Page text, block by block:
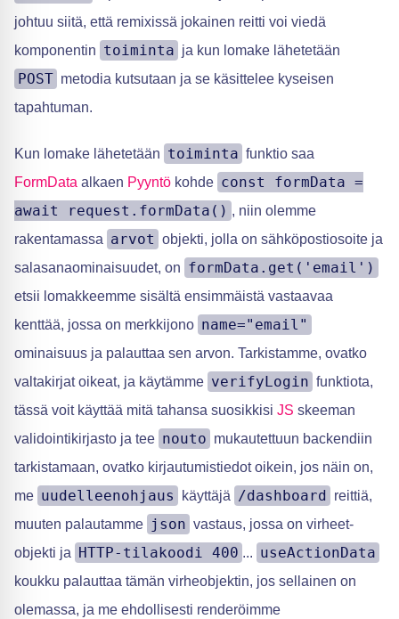
johtuu siitä, että remixissä jokainen reitti voi viedä
komponentin toiminta ja kun lomake lähetetään
POST metodia kutsutaan ja se käsittelee kyseisen
tapahtuman.
Kun lomake lähetetään toiminta funktio saa
FormData alkaen Pyyntö kohde const formData =
await request.formData() , niin olemme
rakentamassa arvot objekti, jolla on sähköpostiosoite ja
salasanaominaisuudet, on formData.get('email')
etsii lomakkeemme sisältä ensimmäistä vastaavaa
kenttää, jossa on merkkijono name="email"
ominaisuus ja palauttaa sen arvon. Tarkistamme, ovatko
valtakirjat oikeat, ja käytämme verifyLogin funktiota,
tässä voit käyttää mitä tahansa suosikkisi JS skeeman
validointikirjasto ja tee nouto mukautettuun backendiin
tarkistamaan, ovatko kirjautumistiedot oikein, jos näin on,
me uudelleenohjaus käyttäjä /dashboard reittiä,
muuten palautamme json vastaus, jossa on virheet-
objekti ja HTTP-tilakoodi 400 ... useActionData
koukku palauttaa tämän virheobjektin, jos sellainen on
olemassa, ja me ehdollisesti renderöimme